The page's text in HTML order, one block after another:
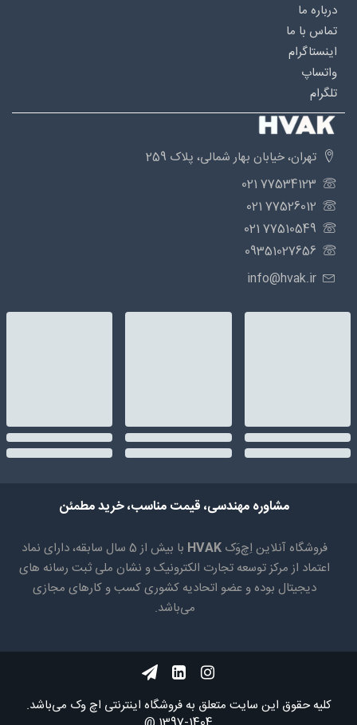
درباره‌ ما
تماس با ما
اینستاگرام
واتساپ
تلگرام
تهران، خیابان بهار شمالی، پلاک 259
77534123 021
77526012 021
77510549 021
09351027656
info@hvak.ir
مشاوره مهندسی، قیمت مناسب، خرید مطمئن
فروشگاه آنلاین اِچ‌وَک HVAK
با بیش از 5 سال سابقه، دارای نماد
اعتماد از مرکز توسعه تجارت الکترونیک و نشان ملی ثبت رسانه های
دیجیتال بوده و عضو اتحادیه کشوری کسب و کارهای مجازی
می‌باشد.
کلیه حقوق اين سايت متعلق به فروشگاه اینترنتی اچ وک می‌باشد.